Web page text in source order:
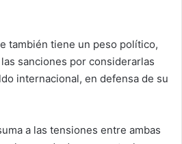
también tiene un peso político,
sanciones por considerarlas
internacional, en defensa de su
a las tensiones entre ambas